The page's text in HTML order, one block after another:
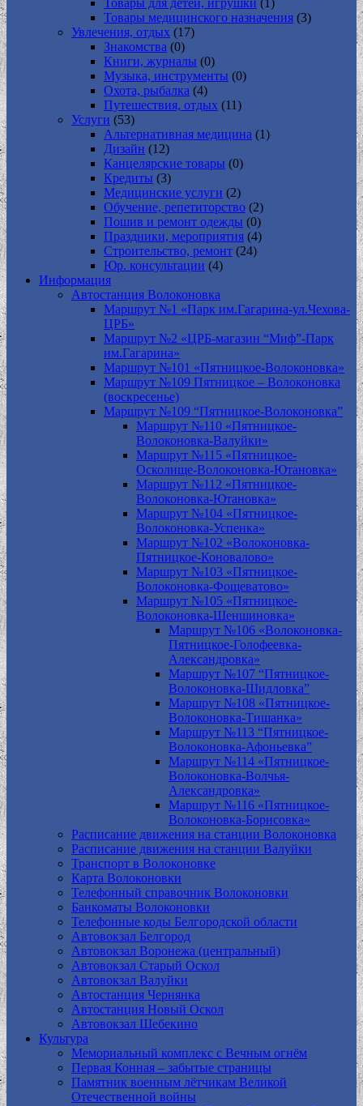
Товары для детей, игрушки (1)
Товары медицинского назначения (3)
Увлечения, отдых (17)
Знакомства (0)
Книги, журналы (0)
Музыка, инструменты (0)
Охота, рыбалка (4)
Путешествия, отдых (11)
Услуги (53)
Альтернативная медицина (1)
Дизайн (12)
Канцелярские товары (0)
Кредиты (3)
Медицинские услуги (2)
Обучение, репетиторство (2)
Пошив и ремонт одежды (0)
Праздники, мероприятия (4)
Строительство, ремонт (24)
Юр. консультации (4)
Информация
Автостанция Волоконовка
Маршрут №1 «Парк им.Гагарина-ул.Чехова-
ЦРБ»
Маршрут №2 «ЦРБ-магазин “Миф”-Парк
им.Гагарина»
Маршрут №101 «Пятницкое-Волоконовка»
Маршрут №109 Пятницкое – Волоконовка
(воскресенье)
Маршрут №109 “Пятницкое-Волоконовка”
Маршрут №110 «Пятницкое-
Волоконовка-Валуйки»
Маршрут №115 «Пятницкое-
Осколище-Волоконовка-Ютановка»
Маршрут №112 «Пятницкое-
Волоконовка-Ютановка»
Маршрут №104 «Пятницкое-
Волоконовка-Успенка»
Маршрут №102 «Волоконовка-
Пятницкое-Коновалово»
Маршрут №103 «Пятницкое-
Волоконовка-Фощеватово»
Маршрут №105 «Пятницкое-
Волоконовка-Шеншиновка»
Маршрут №106 «Волоконовка-
Пятницкое-Голофеевка-
Александровка»
Маршрут №107 “Пятницкое-
Волоконовка-Шидловка”
Маршрут №108 «Пятницкое-
Волоконовка-Тишанка»
Маршрут №113 “Пятницкое-
Волоконовка-Афоньевка”
Маршрут №114 «Пятницкое-
Волоконовка-Волчья-
Александровка»
Маршрут №116 «Пятницкое-
Волоконовка-Борисовка»
Расписание движения на станции Волоконовка
Расписание движения на станции Валуйки
Транспорт в Волоконовке
Карта Волоконовки
Телефонный справочник Волоконовки
Банкоматы Волоконовки
Телефонные коды Белгородской области
Автовокзал Белгород
Автовокзал Воронежа (центральный)
Автовокзал Старый Оскол
Автовокзал Валуйки
Автостанция Чернянка
Автостанция Новый Оскол
Автовокзал Шебекино
Культура
Мемориальный комплекс с Вечным огнём
Первая Конная – забытые страницы
Памятник военным лётчикам Великой
Отечественной войны